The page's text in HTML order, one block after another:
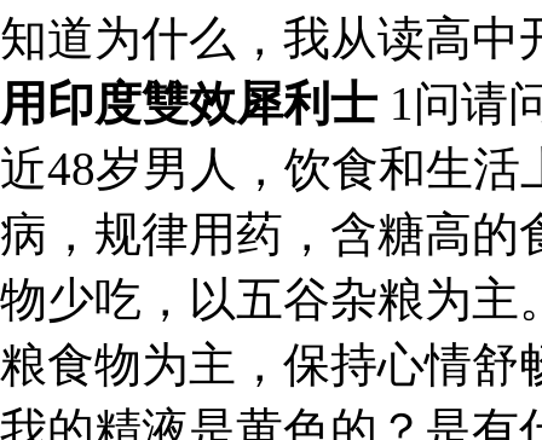
知道为什么，我从读高
用印度雙效犀利士 1问请
近48岁男人，饮食和生
病，规律用药，含糖高的
物少吃，以五谷杂粮为主
粮食物为主，保持心情舒
我的精液是黄色的？是有